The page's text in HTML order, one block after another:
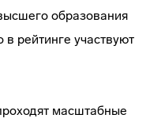
образования
рейтинге участвуют
масштабные